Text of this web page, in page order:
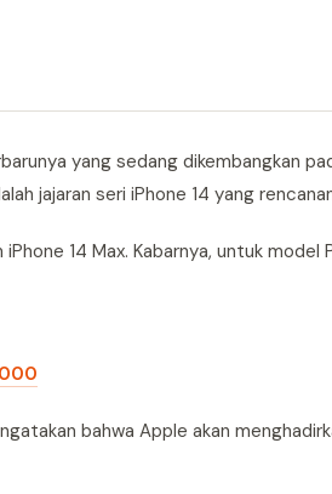
yang sedang dikembangkan
jajaran seri iPhone 14 yang
14 Max. Kabarnya, untuk
bahwa Apple akan